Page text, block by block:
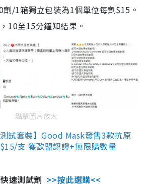
/1箱獨立包裝為1個單位每劑$15。
10至15分鐘知結果。
點擊圖片放大
試套裝】Good Mask發售3款抗原
支 獲歐盟認證+無限購數量
速測試劑 >>按此選購<<